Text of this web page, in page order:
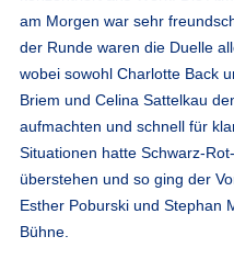
am Morgen war sehr
der Runde waren die Duelle
wobei sowohl Charlotte Back
Briem und Celina Sattelkau
aufmachten und schnell für
Situationen hatte Schwarz-
überstehen und so ging der
Esther Poburski und Stephan
Bühne.